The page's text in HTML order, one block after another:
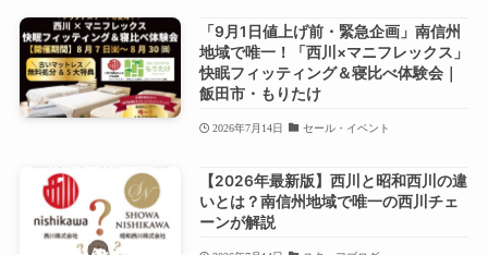
「9月1日値上げ前・緊急企画」南信州
地域で唯一！「西川×マニフレックス」
快眠フィッティング＆寝比べ体験会｜
飯田市・もりたけ
2026年7月14日 セール・イベント
【2026年最新版】西川と昭和西川の違
いとは？南信州地域で唯一の西川チェ
ーンが解説